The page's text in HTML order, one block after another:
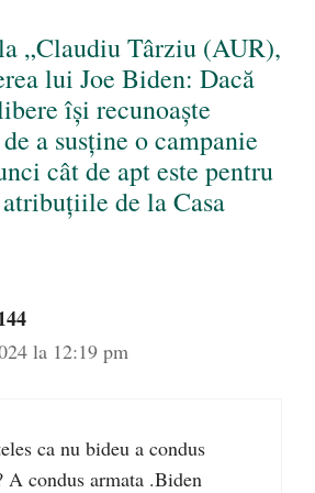
„Claudiu Târziu (AUR),
lui Joe Biden: Dacă
își recunoaște
a susține o campanie
cât de apt este pentru
de la Casa
la 12:19 pm
ca nu bideu a condus
A condus armata .Biden